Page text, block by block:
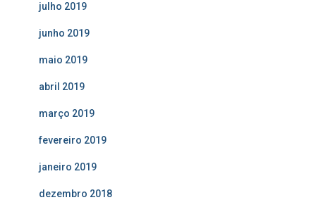
julho 2019
junho 2019
maio 2019
abril 2019
março 2019
fevereiro 2019
janeiro 2019
dezembro 2018